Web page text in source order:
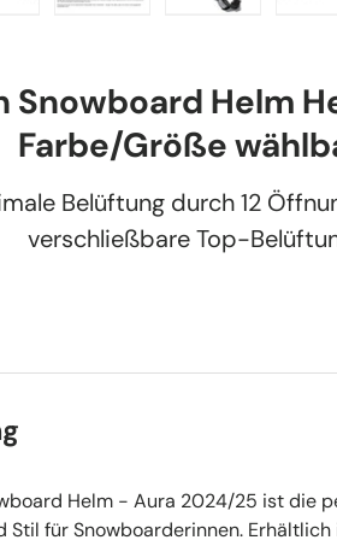
Snowboard Helm
Farbe/Größe
Belüftung durch 12
verschließbare Top-
Helm - Aura 2024/25 ist die
Stil für Snowboarderinnen.